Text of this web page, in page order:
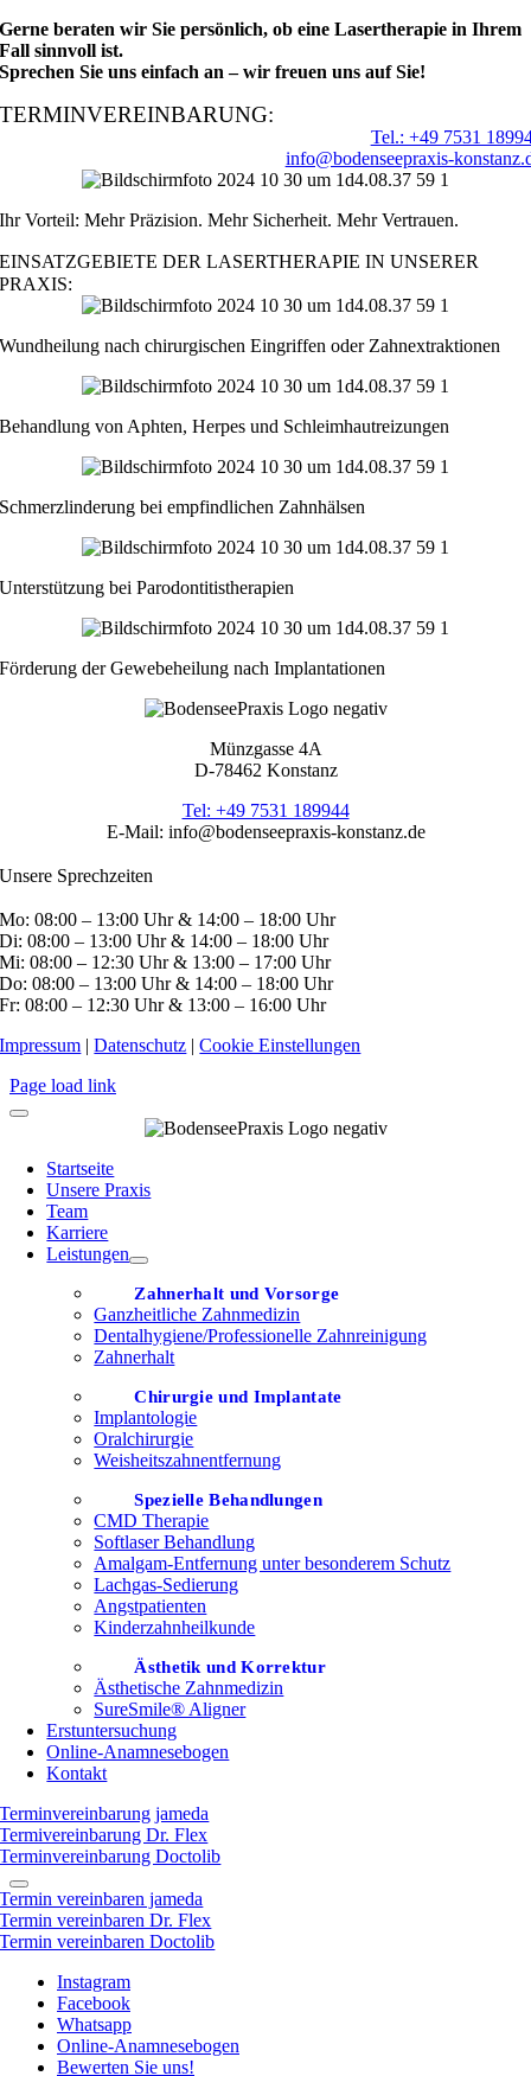
Gerne beraten wir Sie persönlich, ob eine Lasertherapie in Ihrem
Fall sinnvoll ist.
Sprechen Sie uns einfach an – wir freuen uns auf Sie!
TERMIN­VEREIN­BARUNG:
Tel.: +49 7531
info@bodenseepraxis-
Ihr Vorteil: Mehr Präzision. Mehr Sicherheit. Mehr Vertrauen.
EINSATZGEBIETE DER LASERTHERAPIE IN UNSERER
PRAXIS:
Wundheilung nach chirurgischen Eingriffen oder Zahnextraktionen
Behandlung von Aphten, Herpes und Schleimhautreizungen
Schmerzlinderung bei empfindlichen Zahnhälsen
Unterstützung bei Parodontitistherapien
Förderung der Gewebeheilung nach Implantationen
Münzgasse 4A
D-78462 Konstanz
Tel: +49 7531 189944
E-Mail: info@bodenseepraxis-konstanz.de
Unsere Sprechzeiten
Mo: 08:00 – 13:00 Uhr & 14:00 – 18:00 Uhr
Di: 08:00 – 13:00 Uhr & 14:00 – 18:00 Uhr
Mi: 08:00 – 12:30 Uhr & 13:00 – 17:00 Uhr
Do: 08:00 – 13:00 Uhr & 14:00 – 18:00 Uhr
Fr: 08:00 – 12:30 Uhr & 13:00 – 16:00 Uhr
Impressum |Datenschutz |Cookie Einstellungen
Page load link
Startseite
Unsere Praxis
Team
Karriere
Leistungen
Zahnerhalt und Vorsorge
Ganzheitliche Zahnmedizin
Dentalhygiene/Professionelle Zahnreinigung
Zahnerhalt
Chirurgie und Implantate
Implantologie
Oralchirurgie
Weisheitszahnentfernung
Spezielle Behandlungen
CMD Therapie
Softlaser Behandlung
Amalgam-Entfernung unter besonderem Schutz
Lachgas-Sedierung
Angstpatienten
Kinderzahnheilkunde
Ästhetik und Korrektur
Ästhetische Zahnmedizin
SureSmile® Aligner
Erstuntersuchung
Online-Anamnesebogen
Kontakt
Terminvereinbarung jameda
Termivereinbarung Dr. Flex
Terminvereinbarung Doctolib
Termin vereinbaren jameda
Termin vereinbaren Dr. Flex
Termin vereinbaren Doctolib
Instagram
Facebook
Whatsapp
Online-Anamnesebogen
Bewerten Sie uns!